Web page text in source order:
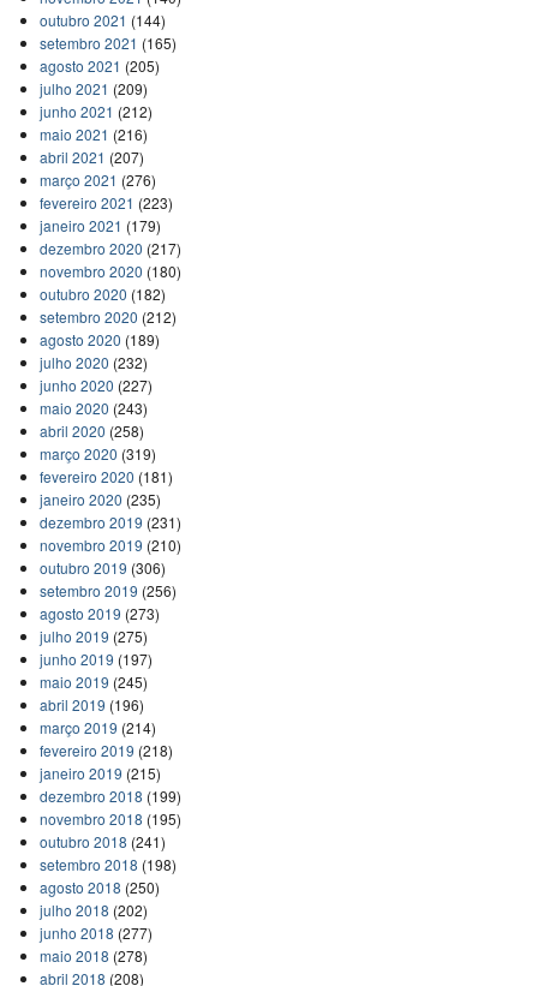
outubro 2021 (144)
setembro 2021 (165)
agosto 2021 (205)
julho 2021 (209)
junho 2021 (212)
maio 2021 (216)
abril 2021 (207)
março 2021 (276)
fevereiro 2021 (223)
janeiro 2021 (179)
dezembro 2020 (217)
novembro 2020 (180)
outubro 2020 (182)
setembro 2020 (212)
agosto 2020 (189)
julho 2020 (232)
junho 2020 (227)
maio 2020 (243)
abril 2020 (258)
março 2020 (319)
fevereiro 2020 (181)
janeiro 2020 (235)
dezembro 2019 (231)
novembro 2019 (210)
outubro 2019 (306)
setembro 2019 (256)
agosto 2019 (273)
julho 2019 (275)
junho 2019 (197)
maio 2019 (245)
abril 2019 (196)
março 2019 (214)
fevereiro 2019 (218)
janeiro 2019 (215)
dezembro 2018 (199)
novembro 2018 (195)
outubro 2018 (241)
setembro 2018 (198)
agosto 2018 (250)
julho 2018 (202)
junho 2018 (277)
maio 2018 (278)
abril 2018 (208)